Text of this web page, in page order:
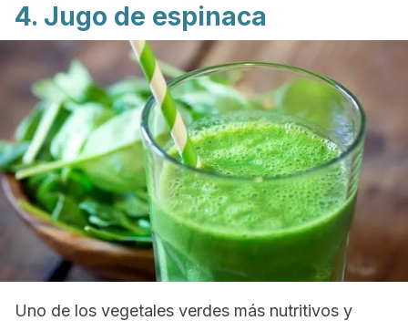
4. Jugo de espinaca
Uno de los vegetales verdes más nutritivos y